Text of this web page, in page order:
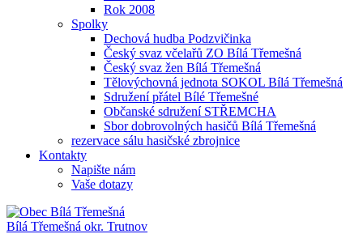
Rok 2008
Spolky
Dechová hudba Podzvičinka
Český svaz včelařů ZO Bílá Třemešná
Český svaz žen Bílá Třemešná
Tělovýchovná jednota SOKOL Bílá Třemešná
Sdružení přátel Bílé Třemešné
Občanské sdružení STŘEMCHA
Sbor dobrovolných hasičů Bílá Třemešná
rezervace sálu hasičské zbrojnice
Kontakty
Napište nám
Vaše dotazy
Bílá Třemešná okr. Trutnov